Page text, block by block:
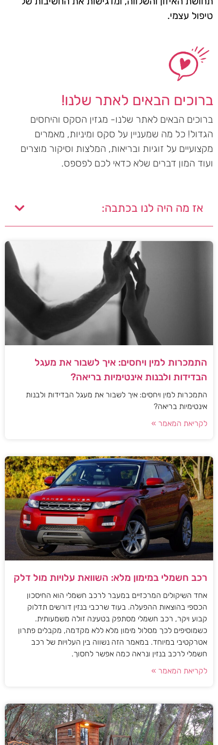
טיפול עצמי.
ברוכים הבאים לאתר שלנו!
ברוכים הבאים לאתר שלנו- מגזין הסקס והיחסים
הגדול! כל מה שמעניין על סקס ומיניות, מאמרים
מקצועיים על זוגיות ובריאות, המלצות וסיקור מוצרים
ועוד המון דברים שלא כדאי לכם לפספס.
אז מה היה לנו בכתבה:
התמכרות למין ויחסים: איך לשבור את מעגל
הבדידות ולבנות אינטימיות בריאה?
התמכרות למין ויחסים: איך לשבור את מעגל הבדידות ולבנות
אינטימיות בריאה?
לקריאת המאמר »
רכב חשמלי במימון מלא: השוואת עלויות מול דלק
אחד השיקולים המרכזיים במעבר לרכב חשמלי הוא החיסכון
הכספי בהוצאות ההפעלה. בעוד שרכבי בנזין דורשים תדלוק
קבוע ויקר, רכב חשמלי מסתפק בטעינה זולה משמעותית.
כשמוסיפים לכך מסלול מימון מלא ללא מקדמה, מקבלים פתרון
אטרקטיבי במיוחד. במאמר הזה נשווה בין העלויות של רכב
חשמלי לרכב בנזין ונראה כמה אפשר לחסוך.
לקריאת המאמר »